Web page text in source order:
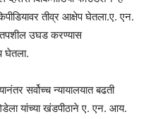
तीव्र आक्षेप घेतला.ए. एन.
तपशील उघड करण्यास
घेतला.
सर्वोच्च न्यायालयात बढती
यांच्या खंडपीठाने ए. एन. आय.